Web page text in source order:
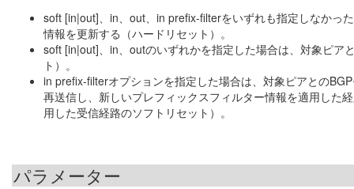
soft [in|out]、in、out、in prefix-filterをいずれも指定しなかっ
情報を更新する（ハードリセット）。
soft [in|out]、in、outのいずれかを指定した場合は、対象ピア
ト）。
in prefix-filterオプションを指定した場合は、対象ピアとの
再送信し、新しいプレフィックスフィルター情報を適用した
用した受信経路のソフトリセット）。
パラメーター